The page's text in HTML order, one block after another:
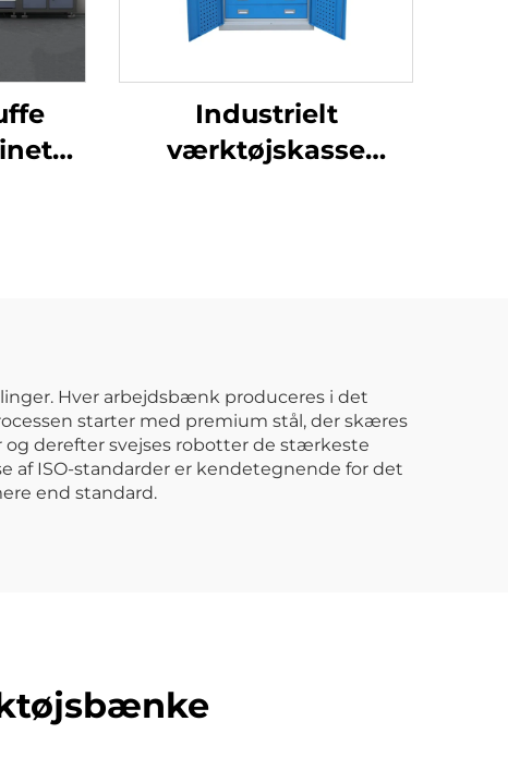
Industrielt
værktøjskasse
Hver arbejdsbænk produceres i det
starter med premium stål, der skæres
derefter svejses robotter de stærkeste
af ISO-standarder er kendetegnende for det
end standard.